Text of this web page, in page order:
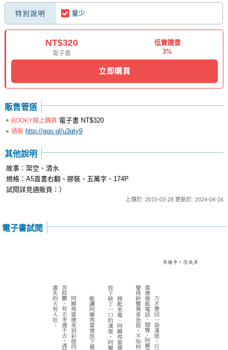
特別說明 量少
NT$320
電子書
低實體書
3%
立即購買
販售管道
BOOKY線上購買 電子書 NT$320
通販 http://goo.gl/u3qty9
其他說明
故事：架空、清水
規格：A5直書右翻、膠裝、五萬字、174P
試閱詳見通販頁：）
上傳於: 2015-03-28 更新於: 2024-04-16
電子書試閱